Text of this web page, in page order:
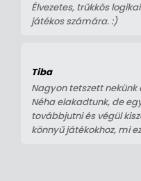
Élvezetes, trükkös
játékos számára. :)
Tiba
Nagyon tetszett nekünk
Néha elakadtunk, de
továbbjutni és végül
könnyű játékokhoz, mi